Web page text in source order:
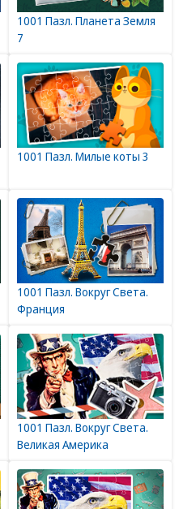
1001 Пазл. Планета Земля
7
1001 Пазл. Милые коты 3
1001 Пазл. Вокруг Света.
Франция
1001 Пазл. Вокруг Света.
Великая Америка